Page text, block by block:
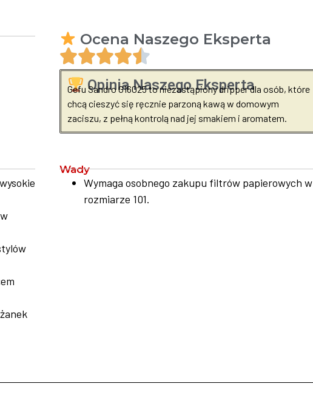
Ocena Naszego Eksperta
Opinia Naszego Eksperta
Gefu Sandro G16025 to niezastąpiony dripper dla osób, które
chcą cieszyć się ręcznie parzoną kawą w domowym
zaciszu, z pełną kontrolą nad jej smakiem i aromatem.
Wady
Wymaga osobnego zakupu filtrów papierowych w
rozmiarze 101.